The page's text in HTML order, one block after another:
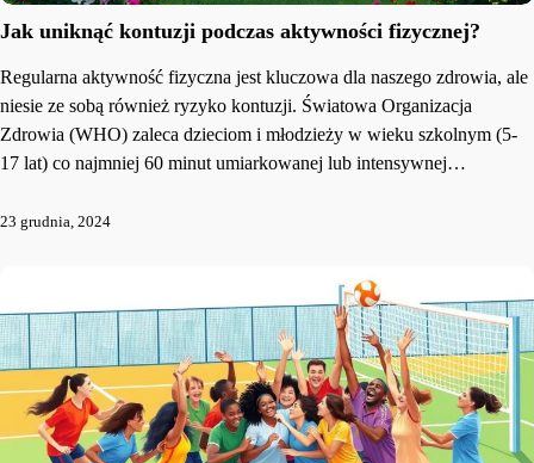
Jak uniknąć kontuzji podczas aktywności fizycznej?
Regularna aktywność fizyczna jest kluczowa dla naszego zdrowia, ale
niesie ze sobą również ryzyko kontuzji. Światowa Organizacja
Zdrowia (WHO) zaleca dzieciom i młodzieży w wieku szkolnym (5-
17 lat) co najmniej 60 minut umiarkowanej lub intensywnej…
23 grudnia, 2024